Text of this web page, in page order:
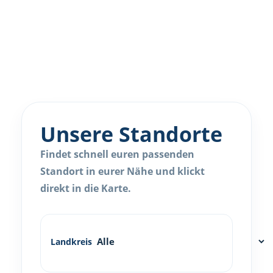
Unsere Standorte
Findet schnell euren passenden
Standort in eurer Nähe und klickt
direkt in die Karte.
Landkreis